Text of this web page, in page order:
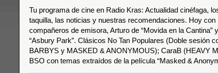
Tu programa de cine en Radio Kras: Actualidad cinéfaga,
taquilla, las noticias y nuestras recomendaciones. Hoy con
compañeros de emisora, Arturo de “Movida en la Cantina”
“Asbury Park”. Clásicos No Tan Populares (Doble sesión
BARBYS y MASKED & ANONYMOUS); CaraB (HEAVY
BSO con temas extraídos de la película “Masked &